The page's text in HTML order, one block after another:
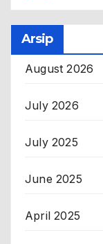
Arsip
August 2026
July 2026
July 2025
June 2025
April 2025